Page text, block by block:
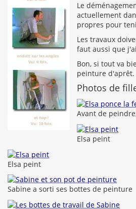
Le
actuellement
propres pour
Les travaux
faut aussi que
Bon, si tout va
peinture d'aprêt.
Photos de
Avant de
Elsa peint
Elsa peint
Sabine a sorti ses bottes de peinture